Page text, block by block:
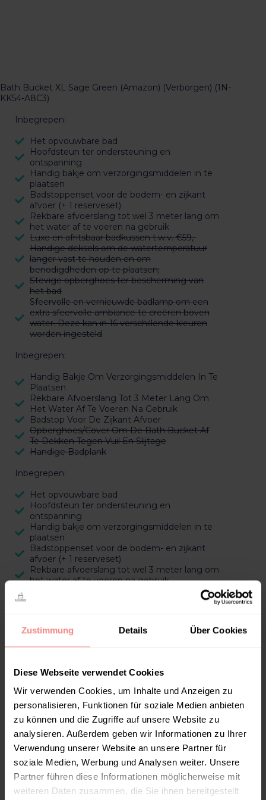
Zustimmung Details Über Cookies
Diese Webseite verwendet Cookies
Wir verwenden Cookies, um Inhalte und Anzeigen zu
personalisieren, Funktionen für soziale Medien anbieten
zu können und die Zugriffe auf unsere Website zu
analysieren. Außerdem geben wir Informationen zu Ihrer
Verwendung unserer Website an unsere Partner für
soziale Medien, Werbung und Analysen weiter. Unsere
Partner führen diese Informationen möglicherweise mit
weiteren Daten zusammen, die Sie ihnen bereitgestellt
Bath Bucket XL Sage Green (Amazon) (Verborgen) (1N-
KK54-A8C3)
Inbegrepen:
Het opvouwbare bad
Hoofdsteun ter ondersteuning en
ontspanning
Handig bakje om verzorgingsmiddelen in te
plaatsen
Badstoppenset voor de bodem- en zijkant
afvoer (+ 1 reserveset)
Rekbare afvoerslang tot wel 3 meter lang om
het water af te voeren na gebruik
Luxe en afritsbaar badkussen t.w.v. €59,-
Handige deksels om de watertemperatuur
langer vast te houden en om
benodigdheden op te plaatsen;
Stevige opberghoes ter bescherming van
het bad
Sfeervolle en vernieuwde badlamp om een
extra sfeervolle ambiance te creëren boven
water. Deze kan in 16 verschillende kleuren
worden ingesteld
Inbegrepen:
Handig Bakje Om Verzorgingsmiddelen In Te
Plaatsen
Rekbare Afvoerslang Tot 3 Meter Lang Om
Het Water Af Te Voeren Na Gebruik
Badstop Voor De Zijkant Afvoer
Opberghoes/Cover Om De Bath Bucket Af
Te Dekken Tegen Vuil En Slijtage
Handige Badplank
Inbegrepen:
Het opvouwbare bad
Hoofdsteun ter ondersteuning en
ontspanning
Handig bakje om verzorgingsmiddelen in te
plaatsen
Badstoppenset voor de bodem- en zijkant
afvoer (+ 1 reserveset)
Rekbare afvoerslang tot wel 3 meter lang om
het water af te voeren na gebruik
Handige deksels om de watertemperatuur
Stevige opberghoes ter bescherming van
het bad
water. Deze kan in 16 verschillende kleuren
worden ingesteld
Inbegrepen:
Handig Bakje Om Verzorgingsmiddelen In Te
Plaatsen
Rekbare Afvoerslang Tot 3 Meter Lang Om
Het Water Af Te Voeren Na Gebruik
Badstop Voor De Zijkant Afvoer
Opberghoes/Cover Om De Bath Bucket Af
Te Dekken Tegen Vuil En Slijtage